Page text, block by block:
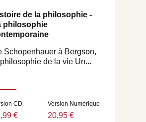
de la philosophie -
philosophie
Schopenhauer à Bergson,
philosophie de la vie Un...
CD
€
Version Numérique
20,95 €